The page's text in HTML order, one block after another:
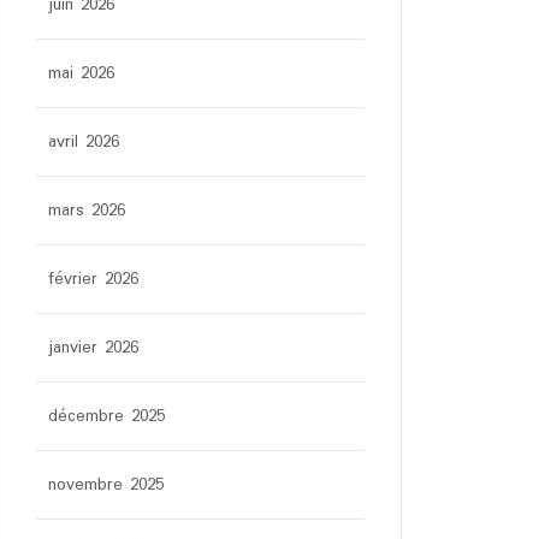
mai 2026
avril 2026
mars 2026
février 2026
janvier 2026
décembre 2025
novembre 2025